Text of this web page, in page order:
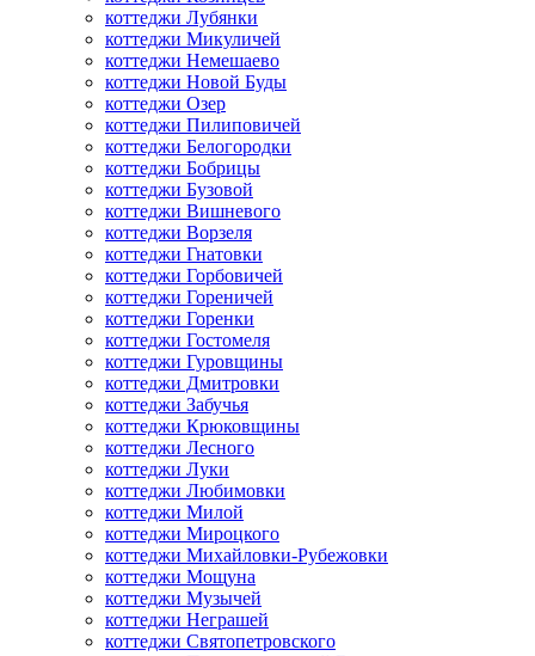
коттеджи Лубянки
коттеджи Микуличей
коттеджи Немешаево
коттеджи Новой Буды
коттеджи Озер
коттеджи Пилиповичей
коттеджи Белогородки
коттеджи Бобрицы
коттеджи Бузовой
коттеджи Вишневого
коттеджи Ворзеля
коттеджи Гнатовки
коттеджи Горбовичей
коттеджи Гореничей
коттеджи Горенки
коттеджи Гостомеля
коттеджи Гуровщины
коттеджи Дмитровки
коттеджи Забучья
коттеджи Крюковщины
коттеджи Лесного
коттеджи Луки
коттеджи Любимовки
коттеджи Милой
коттеджи Мироцкого
коттеджи Михайловки-Рубежовки
коттеджи Мощуна
коттеджи Музычей
коттеджи Неграшей
коттеджи Святопетровского